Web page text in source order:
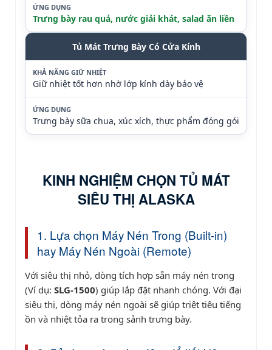
ỨNG DỤNG
Trưng bày rau quả, nước giải khát, salad ăn liền
Tủ Mát Trưng Bày Có Cửa Kính
KHẢ NĂNG GIỮ NHIỆT
Giữ nhiệt tốt hơn nhờ lớp kính dày bảo vệ
ỨNG DỤNG
Trưng bày sữa chua, xúc xích, thực phẩm đóng gói
KINH NGHIỆM CHỌN TỦ MÁT
SIÊU THỊ ALASKA
1. Lựa chọn Máy Nén Trong (Built-in)
hay Máy Nén Ngoài (Remote)
Với siêu thị nhỏ, dòng tích hợp sẵn máy nén trong
(Ví dụ: SLG-1500) giúp lắp đặt nhanh chóng. Với đại
siêu thị, dòng máy nén ngoài sẽ giúp triệt tiêu tiếng
ồn và nhiệt tỏa ra trong sảnh trưng bày.